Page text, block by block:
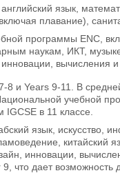
язык,
плавание),
программы ENC,
наукам, ИКТ,
вычисления и
8 и Years 9-11. В
учебной
в 11 классе.
язык, искусство,
китайский
инновации,
что дает